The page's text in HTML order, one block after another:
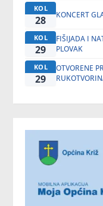
KOL
28 KONCERT
KOL
29
FIŠIJADA I
PLOVAK
KOL
29
OTVORENE